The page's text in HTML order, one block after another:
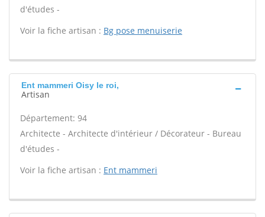
d'études -
Voir la fiche artisan : Bg pose menuiserie
Ent mammeri Oisy le roi,
Artisan
Département: 94
Architecte - Architecte d'intérieur / Décorateur - Bureau
d'études -
Voir la fiche artisan : Ent mammeri